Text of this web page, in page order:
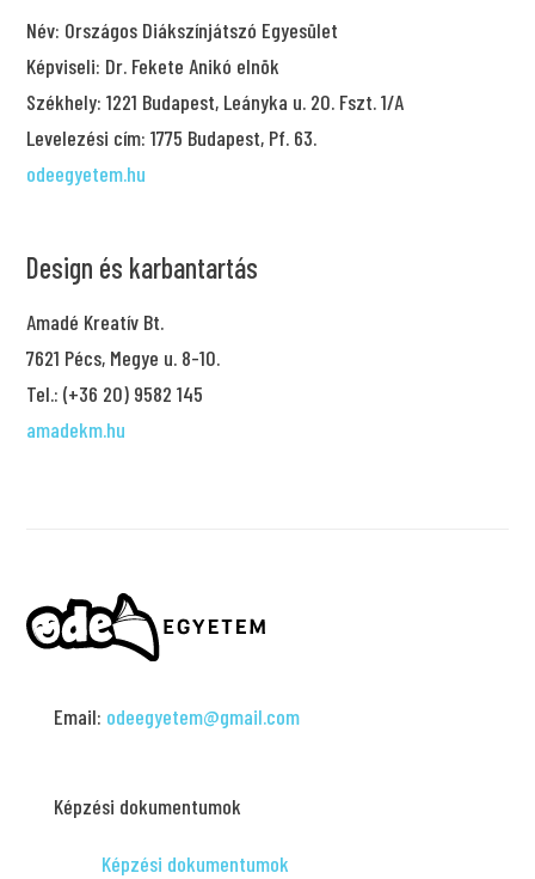
Név: Országos Diákszínjátszó Egyesület
Képviseli: Dr. Fekete Anikó elnök
Székhely:1221 Budapest, Leányka u. 20. Fszt. 1/A
Levelezési cím:1775 Budapest, Pf. 63.
odeegyetem.hu
Design és karbantartás
Amadé Kreatív Bt.
7621 Pécs, Megye u. 8-10.
Tel.: (+36 20) 9582 145
amadekm.hu
Email: odeegyetem@gmail.com
Képzési dokumentumok
Képzési dokumentumok